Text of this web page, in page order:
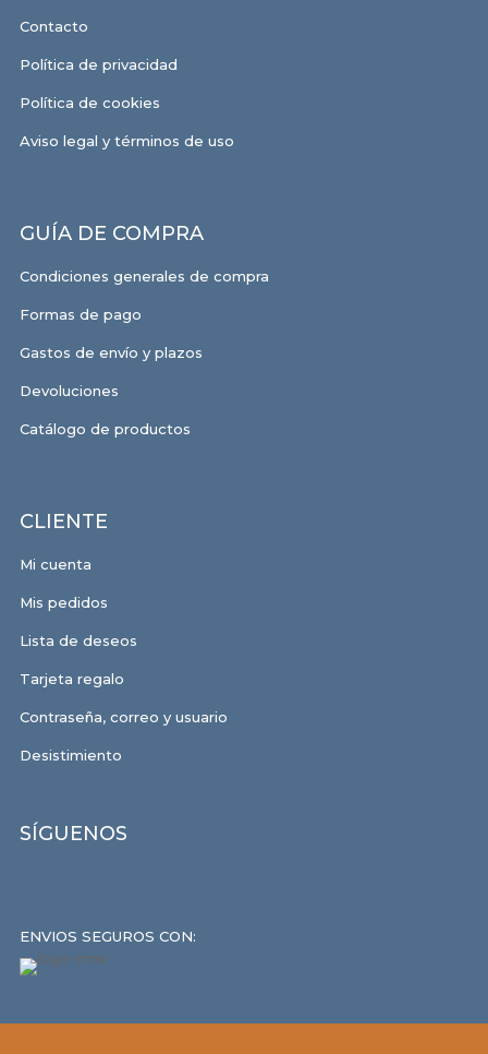
Contacto
Política de privacidad
Política de cookies
Aviso legal y términos de uso
GUÍA DE COMPRA
Condiciones generales de compra
Formas de pago
Gastos de envío y plazos
Devoluciones
Catálogo de productos
CLIENTE
Mi cuenta
Mis pedidos
Lista de deseos
Tarjeta regalo
Contraseña, correo y usuario
Desistimiento
SÍGUENOS
ENVIOS SEGUROS CON: